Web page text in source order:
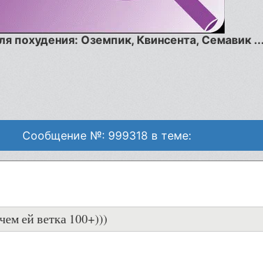
похудения: Оземпик, Квинсента, Семавик
Сообщение №: 999318 в теме:
ей ветка 100+)))